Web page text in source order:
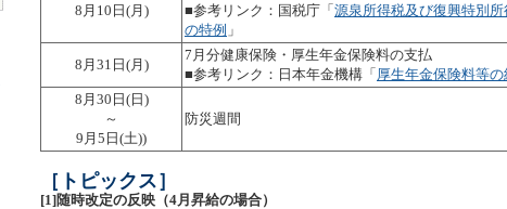
8月10日(月)
■参考リンク：国税庁「 源泉所得税及び復興特別
の特例 」
8月31日(月)
7月分健康保険・厚生年金保険料の支払
■参考リンク：日本年金機構「 厚生年金保険料等の
8月30日(日)
～
9月5日(土))
防災週間
［トピックス］
[1]随時改定の反映（4月昇給の場合）